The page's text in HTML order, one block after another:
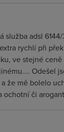
adsl
rychlí při
ve stejné
Odešel
že mě bolelo
ochotní či